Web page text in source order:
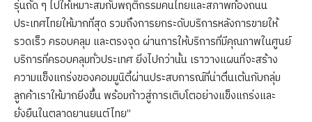
รุ่นถัด ๆ ไปให้เหมาะสมกับพฤติกรรมคนไทยและสภาพท้องถนน
ประเทศไทยให้มากที่สุด รวมถึงการยกระดับบริการหลังการขายให้
รวดเร็ว ครอบคลุม และตรงจุด ผ่านการให้บริการที่มีคุณภาพในศูนย์
บริการที่ครอบคลุมทั่วประเทศ ยิ่งไปกว่านั้น เราวางแผนที่จะสร้าง
ความแข็งแกร่งของคอมมูนิตี้ผ่านประสบการณ์ที่น่าตื่นเต้นกับกลุ่ม
ลูกค้าเราให้มากยิ่งขึ้น พร้อมก้าวสู่การเติบโตอย่างแข็งแกร่งและ
ยั่งยืนในตลาดยานยนต์ไทย”